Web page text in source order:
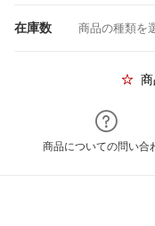
在庫数 商品の種類を
商品についての問い合